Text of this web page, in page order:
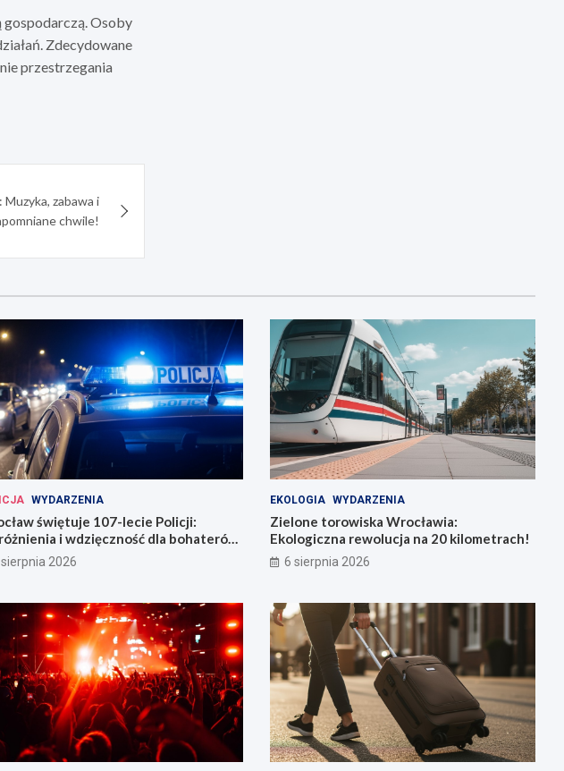
gospodarczą. Osoby
Zdecydowane
przestrzegania
zabawa i
chwile!
WYDARZENIA
świętuje 107-lecie Policji:
i wdzięczność dla bohaterów
2026
EKOLOGIA WYDARZENIA
Zielone torowiska Wrocławia:
Ekologiczna rewolucja na 20 kilometrach!
6 sierpnia 2026